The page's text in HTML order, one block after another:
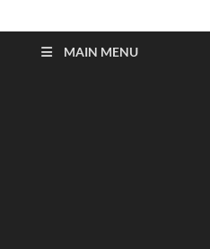
MAIN MENU